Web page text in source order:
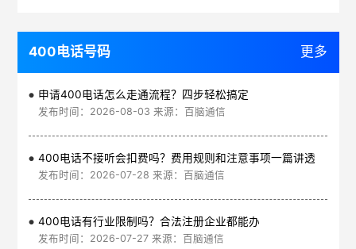
400电话号码 更多
申请400电话怎么走通流程？四步轻松搞定
发布时间：2026-08-03 来源：百脑通信
400电话不接听会扣费吗？费用规则和注意事项一篇讲透
发布时间：2026-07-28 来源：百脑通信
400电话有行业限制吗？合法注册企业都能办
发布时间：2026-07-27 来源：百脑通信